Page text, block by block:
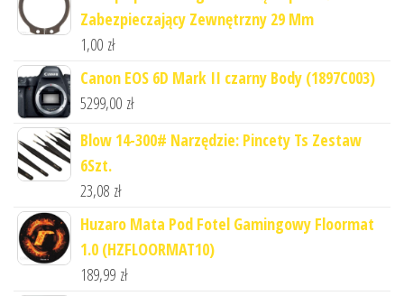
Zabezpieczający Zewnętrzny 29 Mm
1,00 zł
Canon EOS 6D Mark II czarny Body (1897C003)
5299,00 zł
Blow 14-300# Narzędzie: Pincety Ts Zestaw
6Szt.
23,08 zł
Huzaro Mata Pod Fotel Gamingowy Floormat
1.0 (HZFLOORMAT10)
189,99 zł